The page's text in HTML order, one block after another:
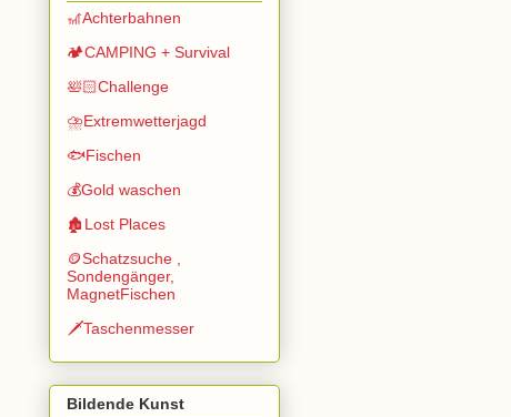
🎢Achterbahnen
🏕️CAMPING + Survival
🛀🏻Challenge
⛈️Extremwetterjagd
🐟Fischen
💰Gold waschen
🏚️Lost Places
🪙Schatzsuche ,
Sondengänger,
MagnetFischen
🗡️Taschenmesser
Bildende Kunst